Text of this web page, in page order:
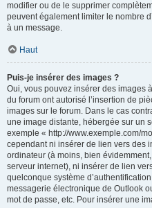
modifier ou de le supprimer
peuvent également limiter le nombre
à un message.
Haut
Puis-je insérer des images ?
Oui, vous pouvez insérer des images
du forum ont autorisé l’insertion de
images sur le forum. Dans le cas
une image distante, hébergée sur un
exemple « http://www.exemple.com/
cependant ni insérer de lien vers des
ordinateur (à moins, bien
serveur internet), ni insérer de lien
quelconque système
messagerie électronique de Outlook
mot de passe, etc. Pour insérer une